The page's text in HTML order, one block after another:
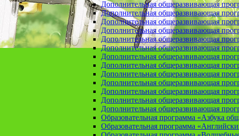
Дополнительная общеразвивающая
Дополнительная общеразвивающая
Дополнительная общеразвивающая
Дополнительная общеразвивающая
Дополнительная общеразвивающая
Дополнительная общеразвивающая
Дополнительная общеразвивающая
Дополнительная общеразвивающая
Дополнительная общеразвивающая
Дополнительная общеразвивающая
Дополнительная общеразвивающая
Дополнительная общеразвивающая
Дополнительная общеразвивающая
Образовательная программа «Азбука
Образовательная программа